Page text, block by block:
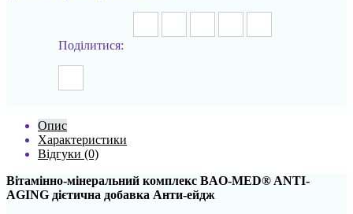
Поділитися:
Опис
Характеристики
Відгуки (0)
Вітамінно-мінеральний комплекс BAO-MED® ANTI-
AGING дієтична добавка Анти-ейдж